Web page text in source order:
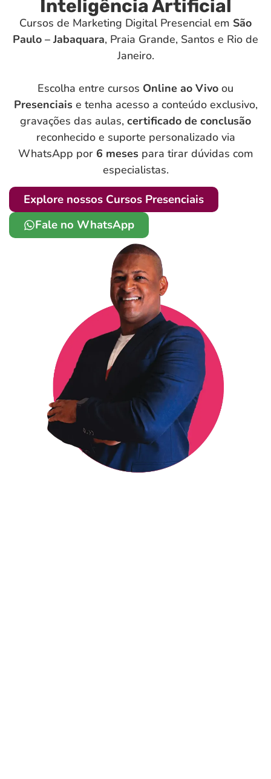
Inteligência Artificial
Cursos de Marketing Digital Presencial em São
Paulo – Jabaquara, Praia Grande, Santos e Rio de
Janeiro.
Escolha entre cursos Online ao Vivo ou
Presenciaise tenha acesso a conteúdo exclusivo,
gravações das aulas, certificado de conclusão
reconhecido e suporte personalizado via
WhatsApp por 6 mesespara tirar dúvidas com
especialistas.
Explore nossos Cursos Presenciais
Fale no WhatsApp